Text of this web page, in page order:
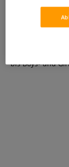
Lieben Sie
Szenen
bis Boys- und